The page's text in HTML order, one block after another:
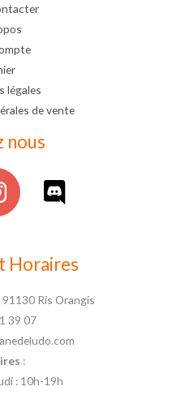
légales
de vente
nous
Horaires
Ris Orangis
39 07
:
: 10h-19h